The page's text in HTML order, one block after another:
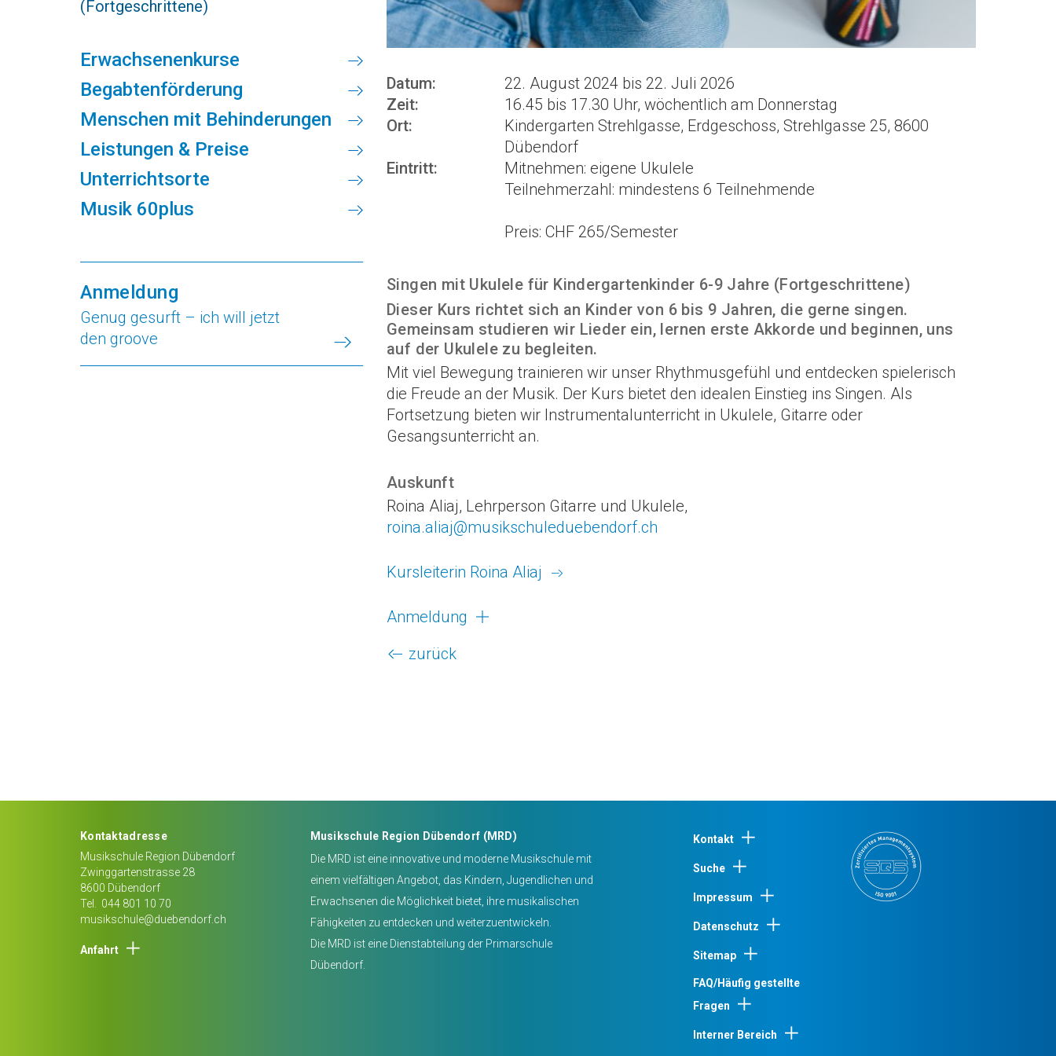
(Fortgeschrittene)
Erwachsenenkurse
Begabtenförderung
Menschen mit Behinderungen
Leistungen & Preise
Unterrichtsorte
Musik 60plus
Anmeldung
Genug gesurft – ich will jetzt
den groove
Datum:
22. August 2024 bis 22. Juli 2026
Zeit:
16.45 bis 17.30 Uhr, wöchentlich am Donnerstag
Ort:
Kindergarten Strehlgasse, Erdgeschoss, Strehlgasse 25, 8600
Dübendorf
Eintritt:
Mitnehmen: eigene Ukulele
Teilnehmerzahl: mindestens 6 Teilnehmende
Preis: CHF 265/Semester
Singen mit Ukulele für Kindergartenkinder 6-9 Jahre (Fortgeschrittene)
Dieser Kurs richtet sich an Kinder von 6 bis 9 Jahren, die gerne singen.
Gemeinsam studieren wir Lieder ein, lernen erste Akkorde und beginnen, uns
auf der Ukulele zu begleiten.
Mit viel Bewegung trainieren wir unser Rhythmusgefühl und entdecken spielerisch
die Freude an der Musik. Der Kurs bietet den idealen Einstieg ins Singen. Als
Fortsetzung bieten wir Instrumentalunterricht in Ukulele, Gitarre oder
Gesangsunterricht an.
Auskunft
Roina Aliaj, Lehrperson Gitarre und Ukulele,
roina.aliaj@musikschuleduebendorf.ch
Kursleiterin Roina Aliaj
Anmeldung
zurück
Kontaktadresse
Musikschule Region Dübendorf
Zwinggartenstrasse 28
8600 Dübendorf
Tel.
044 801 10 70
musikschule@duebendorf.ch
Anfahrt
Musikschule Region Dübendorf (MRD)
Die MRD ist eine innovative und moderne Musikschule mit
einem vielfältigen Angebot, das Kindern, Jugendlichen und
Erwachsenen die Möglichkeit bietet, ihre musikalischen
Fähigkeiten zu entdecken und weiterzuentwickeln.
Die MRD ist eine Dienstabteilung der Primarschule
Dübendorf.
Kontakt
Suche
Impressum
Datenschutz
Sitemap
FAQ/Häufig gestellte
Fragen
Interner Bereich